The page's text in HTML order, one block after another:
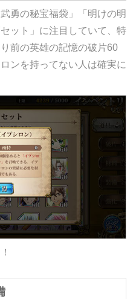
勇の秘宝福袋」「明けの明
ット」に注目していて、特
前の英雄の記憶の破片60
ンを持ってない人は確実に